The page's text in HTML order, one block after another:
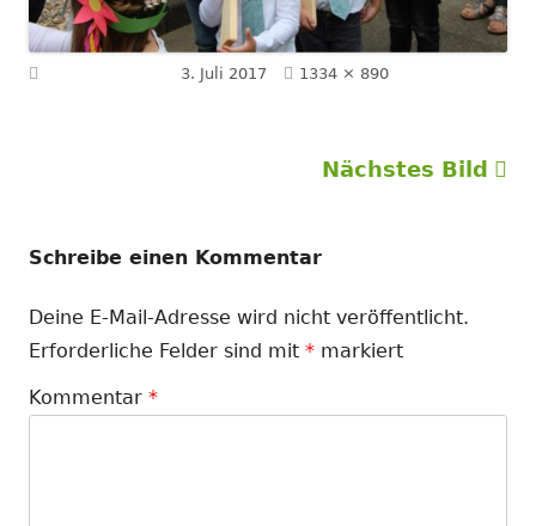
3. Juli 2017 Volle
1334 × 890
Nächstes Bild
Schreibe einen Kommentar
Deine E-Mail-Adresse wird nicht veröffentlicht.
Erforderliche Felder sind mit * markiert
Kommentar *